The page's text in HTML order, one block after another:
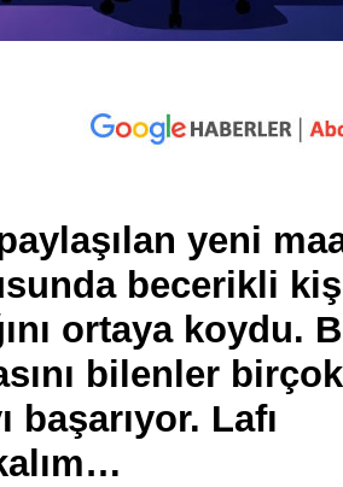
yeni
becerikli
ortaya koydu.
bilenler birçok
başarıyor. Lafı